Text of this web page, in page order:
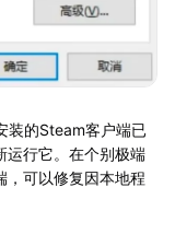
装的Steam客户端已
运行它。在个别极端
，可以修复因本地程